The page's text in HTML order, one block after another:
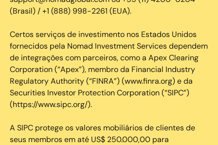
(Brasil) / +1 (888) 998-2261 (EUA).
Certos serviços de investimento nos Estados Unidos
fornecidos pela Nomad Investment Services dependem
de integrações com parceiros, como a Apex Clearing
Corporation (“Apex”), membro da Financial Industry
Regulatory Authority (“FINRA”) (www.finra.org) e da
Securities Investor Protection Corporation (“SIPC”)
(https://www.sipc.org/).
A SIPC protege os valores mobiliários de clientes de
seus membros em até US$ 250.000,00 para